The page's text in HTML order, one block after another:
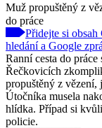
Muž propuštěný z
do práce
Přidejte si
hledání a Google
Ranní cesta do
Řečkovicích
propuštěný z
Útočníka musela
hlídka. Případ si
policie.